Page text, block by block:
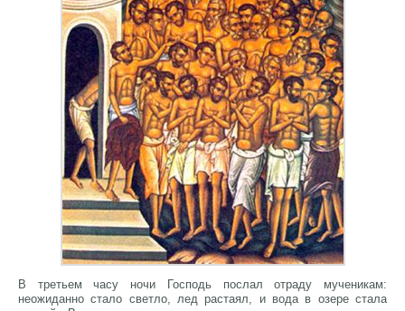
В третьем часу ночи Господь послал отраду мученикам:
неожиданно стало светло, лед растаял, и вода в озере стала